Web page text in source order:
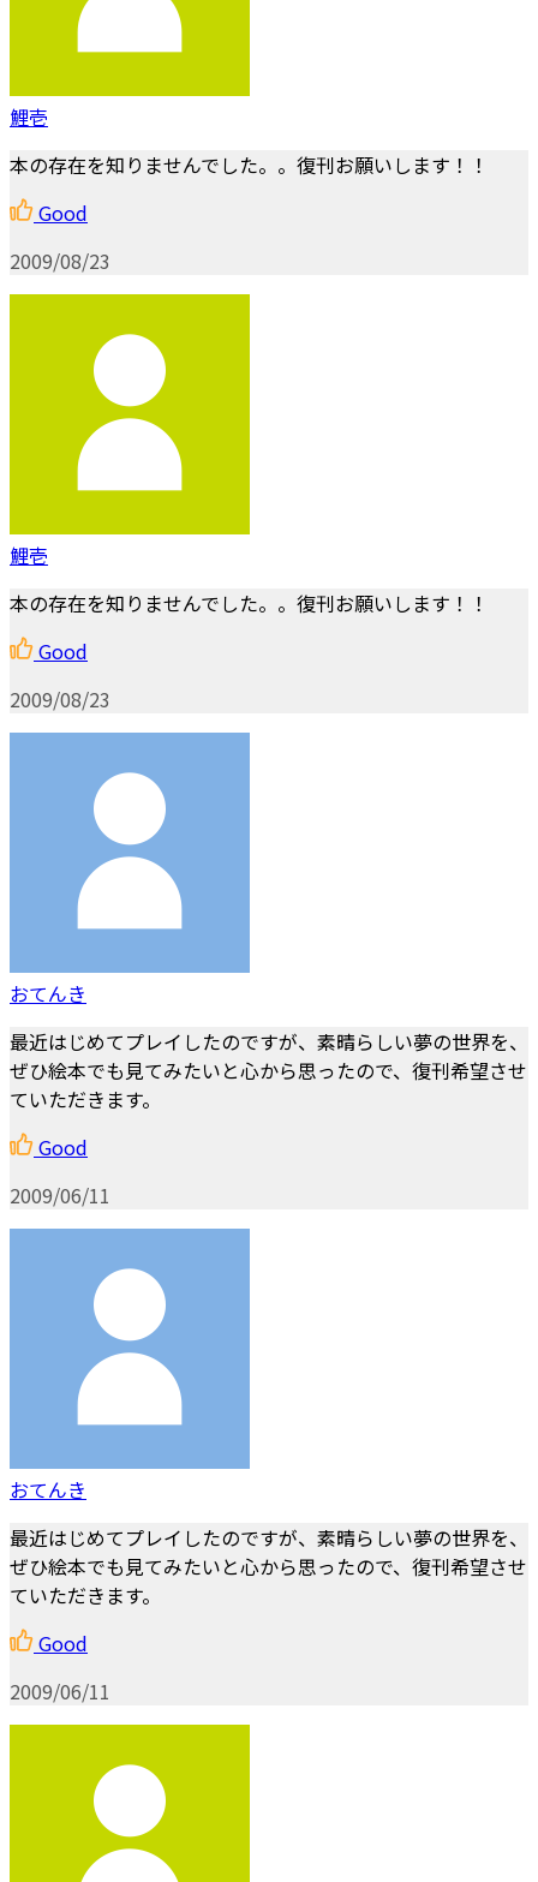
鯉壱
本の存在を知りませんでした。。復刊お願いします！！
Good
2009/08/23
鯉壱
本の存在を知りませんでした。。復刊お願いします！！
Good
2009/08/23
おてんき
最近はじめてプレイしたのですが、素晴らしい夢の世界を、
ぜひ絵本でも見てみたいと心から思ったので、復刊希望させ
ていただきます。
Good
2009/06/11
おてんき
最近はじめてプレイしたのですが、素晴らしい夢の世界を、
ぜひ絵本でも見てみたいと心から思ったので、復刊希望させ
ていただきます。
Good
2009/06/11